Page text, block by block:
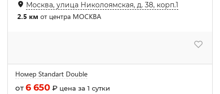
Москва, улица Николоямская, д. 38, корп.1
2.5 км от центра МОСКВА
Номер Standart Double
от6 650 ₽ цена за 1 сутки